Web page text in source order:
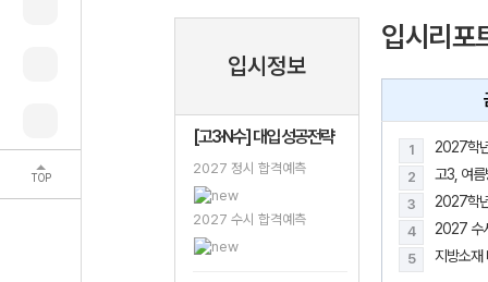
TOP
입시정보
[고3·N수] 대입 성공전략
2027 정시 합격예측
2027 수시 합격예측
입시리포
1
2
고3, 여름
3 2027학
4 2027 수
5